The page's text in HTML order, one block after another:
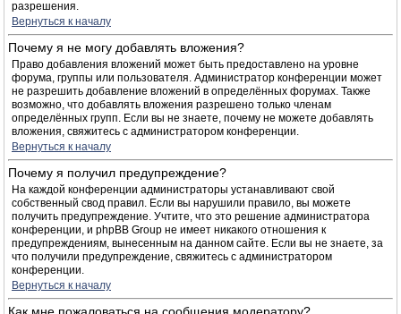
разрешения.
Вернуться к началу
Почему я не могу добавлять вложения?
Право добавления вложений может быть предоставлено на уровне
форума, группы или пользователя. Администратор конференции может
не разрешить добавление вложений в определённых форумах. Также
возможно, что добавлять вложения разрешено только членам
определённых групп. Если вы не знаете, почему не можете добавлять
вложения, свяжитесь с администратором конференции.
Вернуться к началу
Почему я получил предупреждение?
На каждой конференции администраторы устанавливают свой
собственный свод правил. Если вы нарушили правило, вы можете
получить предупреждение. Учтите, что это решение администратора
конференции, и phpBB Group не имеет никакого отношения к
предупреждениям, вынесенным на данном сайте. Если вы не знаете, за
что получили предупреждение, свяжитесь с администратором
конференции.
Вернуться к началу